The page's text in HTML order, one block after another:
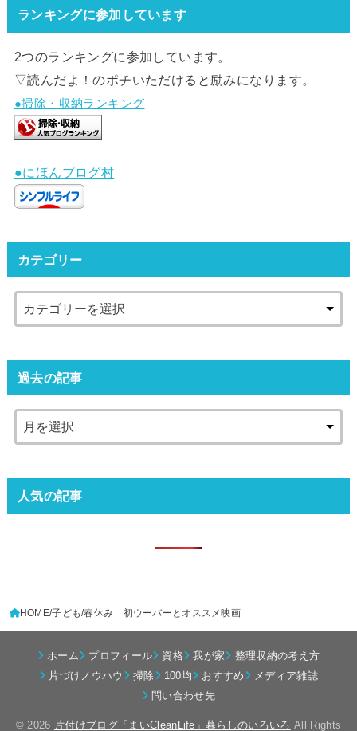
ランキングに参加しています
2つのランキングに参加しています。
▽読んだよ！のポチいただけると励みになります。
●掃除・収納ランキング
●にほんブログ村
カテゴリー
過去の記事
人気の記事
HOME 子ども 春休み 初ウーバーとオススメ映画
ホーム プロフィール 資格 我が家
整理収納の考え方
片づけノウハウ
掃除 100均 おすすめ
メディア雑誌
問い合わせ先
© 2026 片付けブログ「まいCleanLife」暮らしのいろいろ All Rights